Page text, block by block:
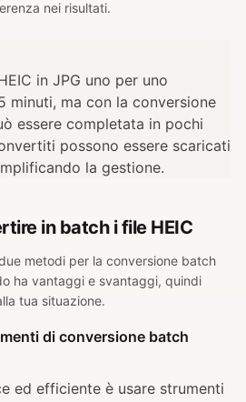
nei risultati.
in JPG uno per uno
minuti, ma con la conversione
essere completata in pochi
possono essere scaricati
la gestione.
in batch i file HEIC
metodi per la conversione batch
ha vantaggi e svantaggi, quindi
tua situazione.
di conversione batch
ed efficiente è usare strumenti